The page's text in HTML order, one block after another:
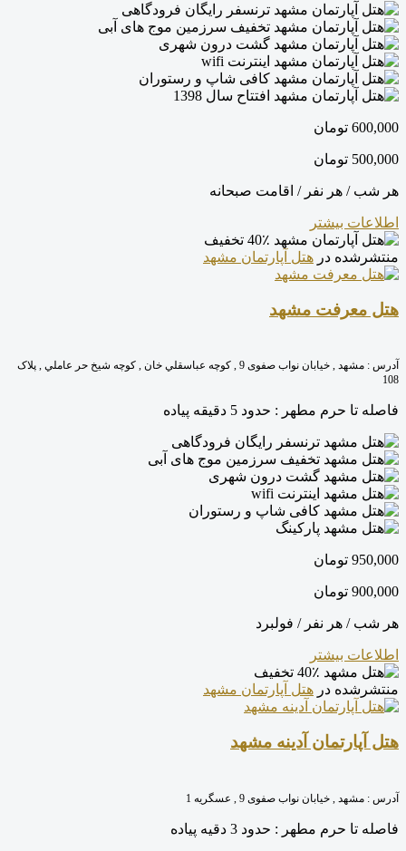
ترنسفر رایگان فرودگاهی
تخفیف سرزمین موج های آبی
گشت درون شهری
اینترنت wifi
کافی شاپ و رستوران
افتتاح سال 1398
600,000 تومان
500,000 تومان
هر شب / هر نفر / اقامت صبحانه
اطلاعات بیشتر
40٪ تخفیف
منتشرشده در هتل آپارتمان مشهد
هتل معرفت مشهد
آدرس :
مشهد , خیابان نواب صفوی 9 , کوچه عباسقلي خان , کوچه شيخ حر عاملي , پلاک
108
فاصله تا حرم مطهر : حدود 5 دقیقه پیاده
ترنسفر رایگان فرودگاهی
تخفیف سرزمین موج های آبی
گشت درون شهری
اینترنت wifi
کافی شاپ و رستوران
پارکینگ
950,000 تومان
900,000 تومان
هر شب / هر نفر / فولبرد
اطلاعات بیشتر
40٪ تخفیف
منتشرشده در هتل آپارتمان مشهد
هتل آپارتمان آدینه مشهد
آدرس : مشهد , خیابان نواب صفوی 9 , عسگريه 1
فاصله تا حرم مطهر : حدود 3 دقیه پیاده